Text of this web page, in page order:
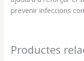
prevenir infeccions
Productes